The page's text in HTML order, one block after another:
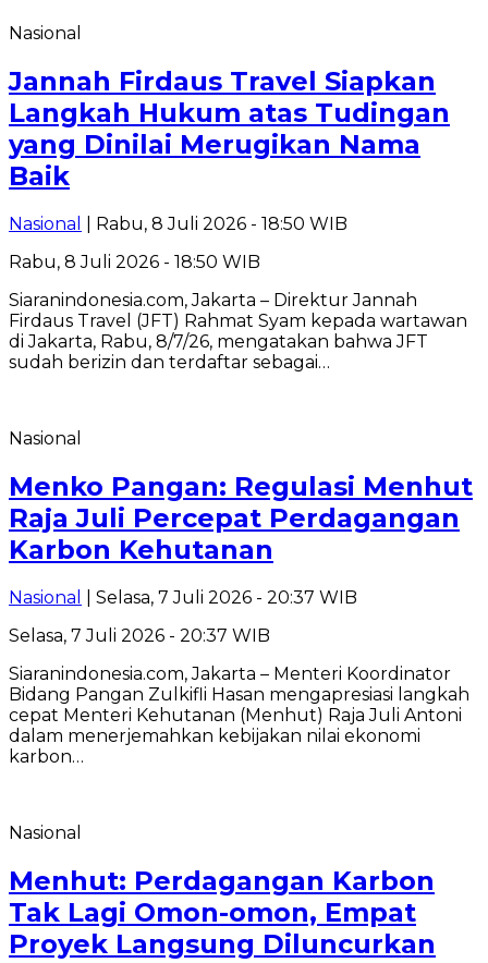
Nasional
Jannah Firdaus Travel Siapkan
Langkah Hukum atas Tudingan
yang Dinilai Merugikan Nama
Baik
Nasional
| Rabu, 8 Juli 2026 - 18:50 WIB
Rabu, 8 Juli 2026 - 18:50 WIB
Siaranindonesia.com, Jakarta – Direktur Jannah
Firdaus Travel (JFT) Rahmat Syam kepada wartawan
di Jakarta, Rabu, 8/7/26, mengatakan bahwa JFT
sudah berizin dan terdaftar sebagai…
Nasional
Menko Pangan: Regulasi Menhut
Raja Juli Percepat Perdagangan
Karbon Kehutanan
Nasional
| Selasa, 7 Juli 2026 - 20:37 WIB
Selasa, 7 Juli 2026 - 20:37 WIB
Siaranindonesia.com, Jakarta – Menteri Koordinator
Bidang Pangan Zulkifli Hasan mengapresiasi langkah
cepat Menteri Kehutanan (Menhut) Raja Juli Antoni
dalam menerjemahkan kebijakan nilai ekonomi
karbon…
Nasional
Menhut: Perdagangan Karbon
Tak Lagi Omon-omon, Empat
Proyek Langsung Diluncurkan